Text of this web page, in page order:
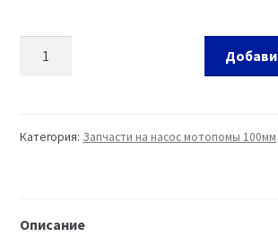
Категория: Запчасти на насос мотопомы 100мм
Описание